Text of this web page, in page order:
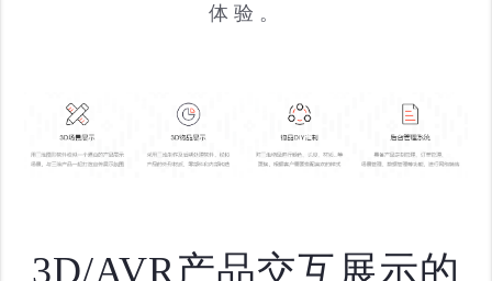
体验。
3D/AVR产品交互展示的